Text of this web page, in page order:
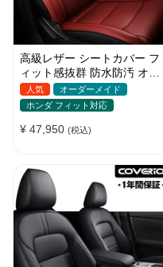
高級レザー シートカバー フ
ィット感抜群 防水防汚 オー
ダーメイド おしゃれ 全席セ
ット
人気
オーダーメイド
ホンダ フィット対応
¥ 47,950 (税込)